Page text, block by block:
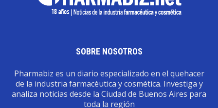
SOBRE NOSOTROS
Pharmabiz es un diario especializado en el quehacer
de la industria farmacéutica y cosmética. Investiga y
analiza noticias desde la Ciudad de Buenos Aires para
toda la región